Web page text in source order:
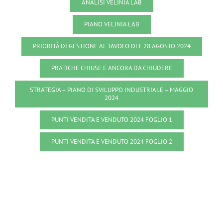
ANALISI VELINIA LAB
PIANO VELINIA LAB
PRIORITÀ DI GESTIONE AL TAVOLO DEL 28 AGOSTO 2024
PRATICHE CHIUSE E ANCORA DA CHIUDERE
STRATEGIA – PIANO DI SVILUPPO INDUSTRIALE – MAGGIO
2024
PUNTI VENDITA E VENDUTO 2024 FOGLIO 1
PUNTI VENDITA E VENDUTO 2024 FOGLIO 2